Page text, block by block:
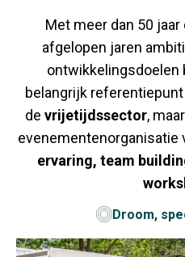
Met meer dan 50
afgelopen jaren
ontwikkelingsdoelen
belangrijk
de vrijetijdssector,
evenementenorganisatie
ervaring, team
Droom,